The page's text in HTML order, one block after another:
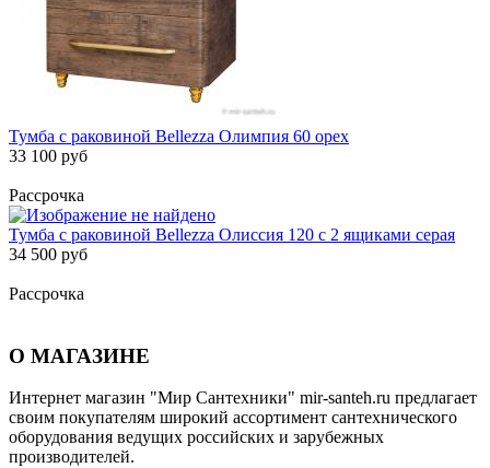
Тумба с раковиной Bellezza Олимпия 60 орех
33 100 руб
Рассрочка
Тумба с раковиной Bellezza Олиссия 120 с 2 ящиками серая
34 500 руб
Рассрочка
О МАГАЗИНЕ
Интернет магазин "Мир Сантехники" mir-santeh.ru предлагает
своим покупателям широкий ассортимент сантехнического
оборудования ведущих российских и зарубежных
производителей.